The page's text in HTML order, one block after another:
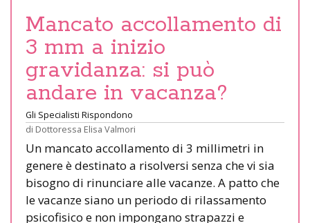
Mancato accollamento di
3 mm a inizio
gravidanza: si può
andare in vacanza?
Gli Specialisti Rispondono
di Dottoressa Elisa Valmori
Un mancato accollamento di 3 millimetri in
genere è destinato a risolversi senza che vi sia
bisogno di rinunciare alle vacanze. A patto che
le vacanze siano un periodo di rilassamento
psicofisico e non impongano strapazzi e